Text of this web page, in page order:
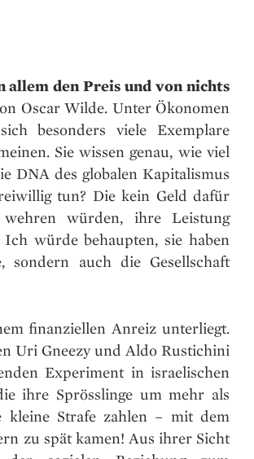
den Preis und von nichts
Oscar Wilde. Unter Ökonomen
besonders viele Exemplare
Sie wissen genau, wie viel
DNA des globalen Kapitalismus
tun? Die kein Geld dafür
würden, ihre Leistung
würde behaupten, sie haben
auch die Gesellschaft
finanziellen Anreiz unterliegt.
Uri Gneezy und Aldo Rustichini
Experiment in israelischen
ihre Sprösslinge um mehr als
kleine Strafe zahlen – mit dem
zu spät kamen! Aus ihrer Sicht